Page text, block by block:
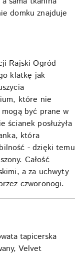
domku znajduje
Rajski Ogród
klatkę jak
które nie
być prane w
ścianek posłużyła
która
- dzięki temu
Całość
a za uchwyty
czworonogi.
tapicerska
Velvet